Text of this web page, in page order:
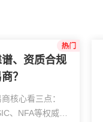
、资质合规
？
核心看三点：
、NFA等权威监